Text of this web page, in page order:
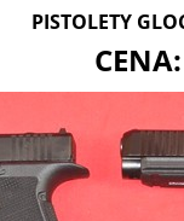
PISTOLETY
CENA: